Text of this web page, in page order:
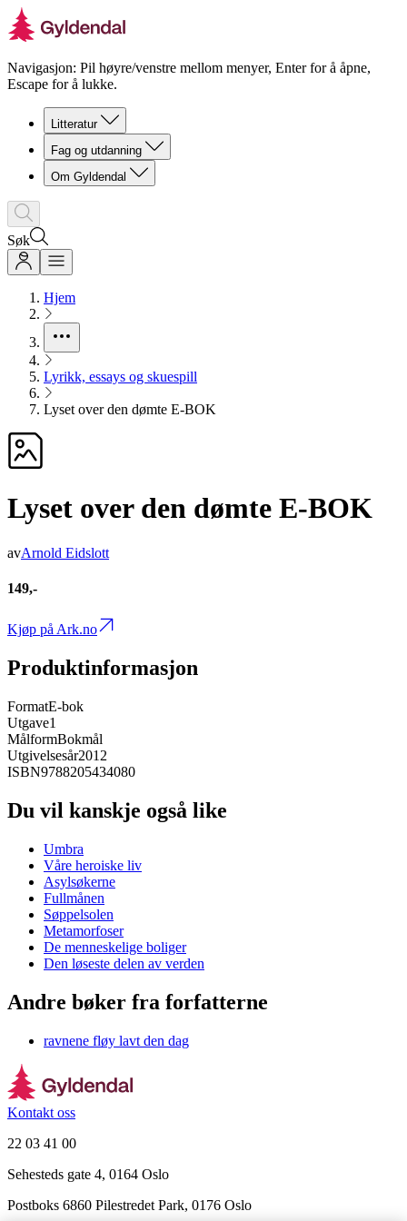
Navigasjon: Pil høyre/venstre mellom menyer, Enter for å åpne,
Escape for å lukke.
Litteratur
Fag og utdanning
Om Gyldendal
Søk
Hjem
Lyrikk, essays og skuespill
Lyset over den dømte E-BOK
Lyset over den dømte E-BOK
avArnold Eidslott
149,-
Kjøp på Ark.no
Produktinformasjon
FormatE-bok
Utgave1
MålformBokmål
Utgivelsesår2012
ISBN9788205434080
Du vil kanskje også like
Umbra
Våre heroiske liv
Asylsøkerne
Fullmånen
Søppelsolen
Metamorfoser
De menneskelige boliger
Den løseste delen av verden
Andre bøker fra forfatterne
ravnene fløy lavt den dag
Kontakt oss
22 03 41 00
Sehesteds gate 4, 0164 Oslo
Postboks 6860 Pilestredet Park, 0176 Oslo